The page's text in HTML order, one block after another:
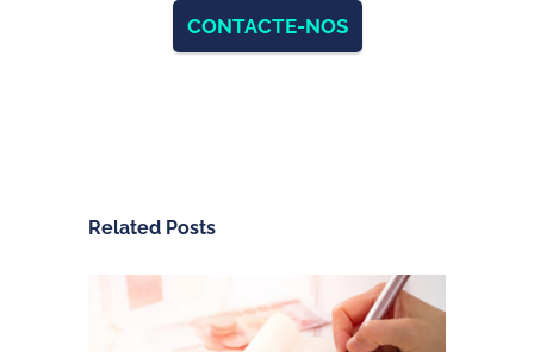
CONTACTE-NOS
Related Posts